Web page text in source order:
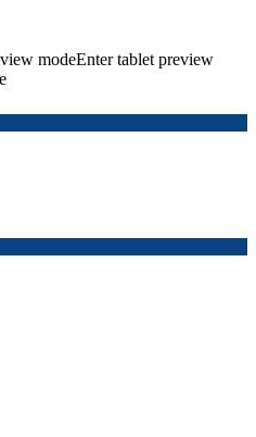
modeEnter tablet preview